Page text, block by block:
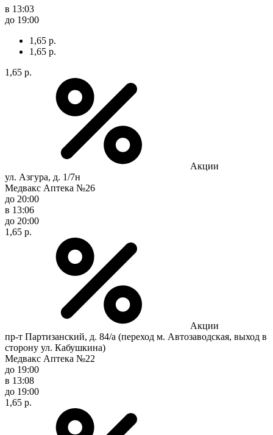
в 13:03
до 19:00
1,65 р.
1,65 р.
1,65 р.
Акции
ул. Азгура, д. 1/7н
Медвакс Аптека №26
до 20:00
в 13:06
до 20:00
1,65 р.
Акции
пр-т Партизанский, д. 84/а (переход м. Автозаводская, выход в
сторону ул. Кабушкина)
Медвакс Аптека №22
до 19:00
в 13:08
до 19:00
1,65 р.